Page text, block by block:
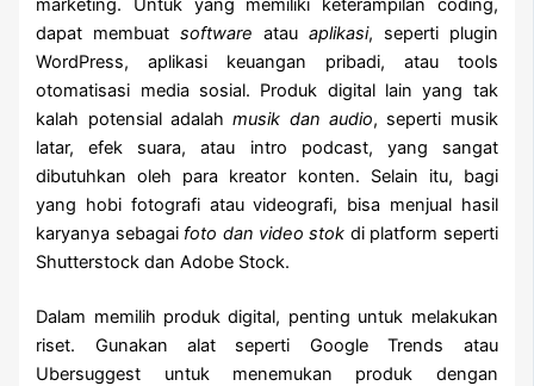
marketing. Untuk yang memiliki keterampilan coding,
dapat membuatsoftware atau aplikasi, seperti plugin
WordPress, aplikasi keuangan pribadi, atau tools
otomatisasi media sosial. Produk digital lain yang tak
kalah potensial adalahmusik dan audio, seperti musik
latar, efek suara, atau intro podcast, yang sangat
dibutuhkan oleh para kreator konten. Selain itu, bagi
yang hobi fotografi atau videografi, bisa menjual hasil
karyanya sebagai foto dan video stok di platform seperti
Shutterstock dan Adobe Stock.
Dalam memilih produk digital, penting untuk melakukan
riset. Gunakan alat seperti Google Trends atau
Ubersuggest untuk menemukan produk dengan